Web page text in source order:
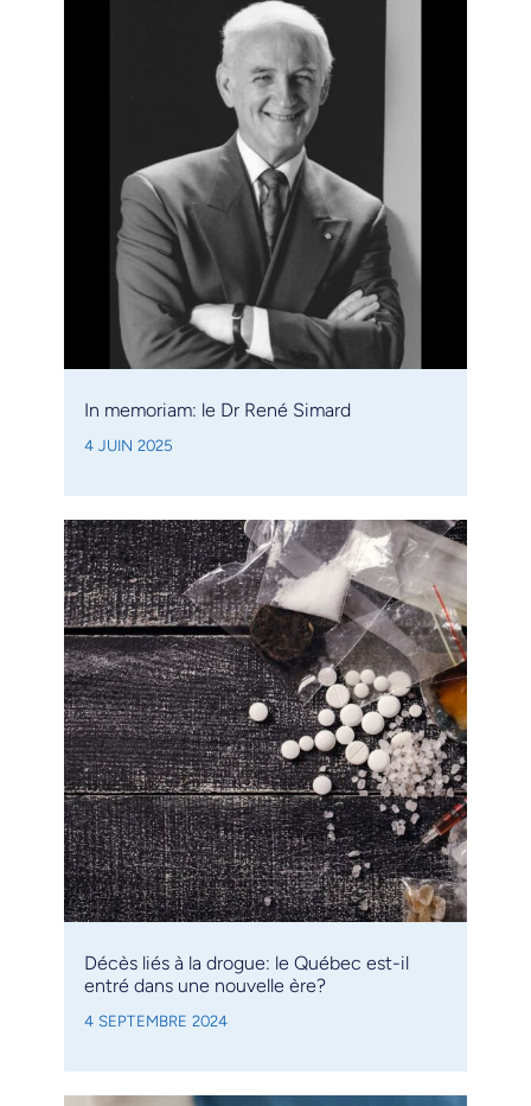
In memoriam: le Dr René Simard
4 JUIN 2025
Décès liés à la drogue: le Québec est-il
entré dans une nouvelle ère?
4 SEPTEMBRE 2024